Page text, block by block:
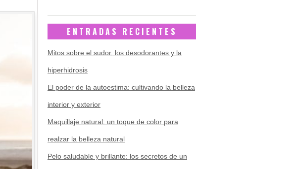
ENTRADAS RECIENTES
Mitos sobre el sudor, los desodorantes y la
hiperhidrosis
El poder de la autoestima: cultivando la belleza
interior y exterior
Maquillaje natural: un toque de color para
realzar la belleza natural
Pelo saludable y brillante: los secretos de un